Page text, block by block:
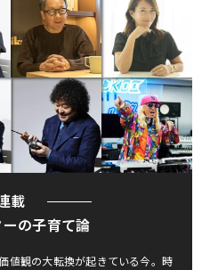
載
の子育て論
値観の大転換が起きている今。時